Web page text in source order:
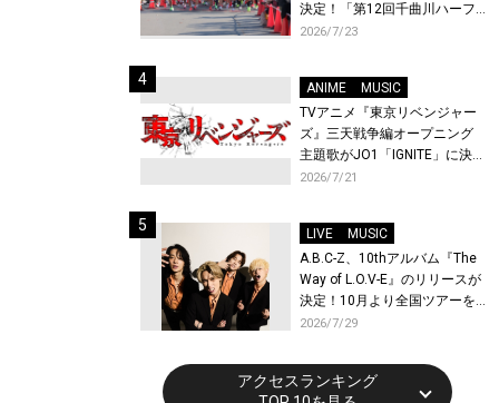
決定！「第12回千曲川ハーフ
マラソン」エントリー受付開
2026/7/23
ANIME
MUSIC
TVアニメ『東京リベンジャー
ズ』三天戦争編オープニング
主題歌がJO1「IGNITE」に決
定！メンバー全員から喜びと
先行上映会を開催！
2026/7/21
LIVE
MUSIC
A.B.C-Z、10thアルバム『The
Way of L.O.V-E』のリリースが
決定！10月より全国ツアーを
開催！
2026/7/29
アクセスランキング